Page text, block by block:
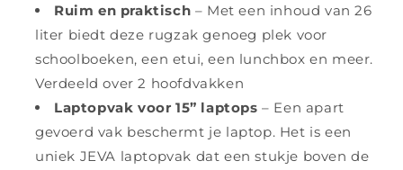
Ruim en praktisch – Met een inhoud van 26
liter biedt deze rugzak genoeg plek voor
schoolboeken, een etui, een lunchbox en meer.
Verdeeld over 2 hoofdvakken
Laptopvak voor 15” laptops – Een apart
gevoerd vak beschermt je laptop. Het is een
uniek JEVA laptopvak dat een stukje boven de